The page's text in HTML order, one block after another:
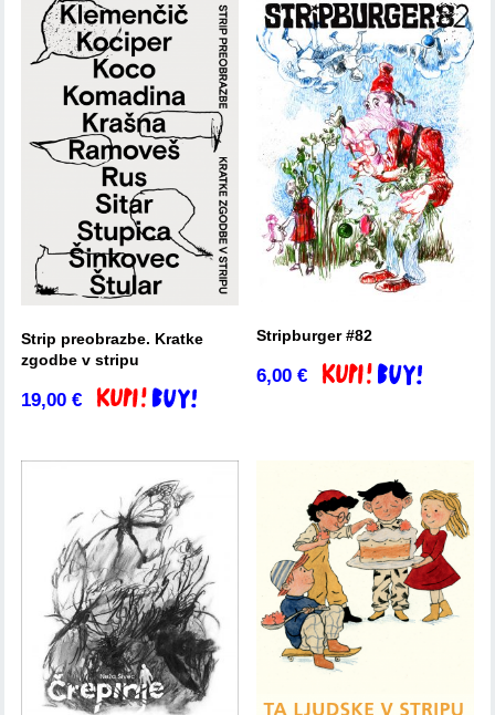
Strip preobrazbe. Kratke
zgodbe v stripu
19,00€ Dodaj v košarico
Stripburger #82
6,00€ Dodaj v košarico